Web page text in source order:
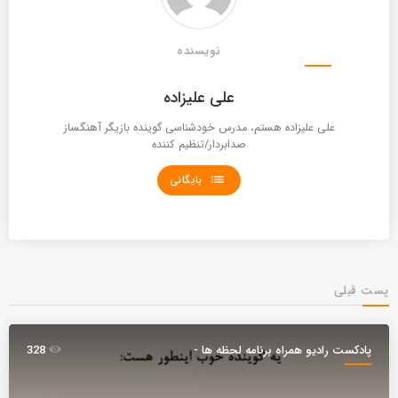
نویسنده
علی علیزاده
علی علیزاده هستم، مدرس خودشناسی گوینده بازیگر آهنگساز
صدابردار/تنظیم کننده
list بایگانی
پست قبلی
پادکست رادیو همراه برنامه لحظه ها -
تیم